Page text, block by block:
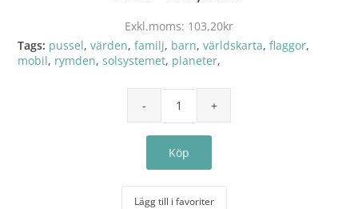
Exkl.moms: 103,20kr
Tags: pussel,värden,familj, barn,världskarta,flaggor,
mobil, rymden,solsystemet, planeter,
Lägg till i favoriter